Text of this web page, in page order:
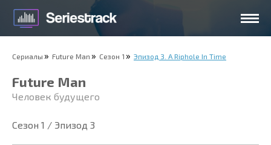
Сериалы Future Man Сезон 1 Эпизод 3. A Riphole In Time
Future Man
Человек будущего
Сезон 1 / Эпизод 3